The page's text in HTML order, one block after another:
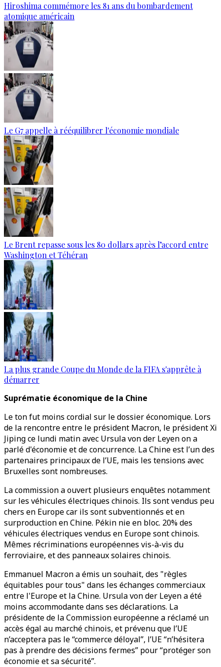
Hiroshima commémore les 81 ans du bombardement
atomique américain
Le G7 appelle à rééquilibrer l'économie mondiale
Le Brent repasse sous les 80 dollars après l’accord entre
Washington et Téhéran
La plus grande Coupe du Monde de la FIFA s'apprête à
démarrer
Suprématie économique de la Chine
Le ton fut moins cordial sur le dossier économique. Lors
de la rencontre entre le président Macron, le président Xi
Jiping ce lundi matin avec Ursula von der Leyen on a
parlé d'économie et de concurrence. La Chine est l’un des
partenaires principaux de l’UE, mais les tensions avec
Bruxelles sont nombreuses.
La commission a ouvert plusieurs enquêtes notamment
sur les véhicules électriques chinois. Ils sont vendus peu
chers en Europe car ils sont subventionnés et en
surproduction en Chine. Pékin nie en bloc. 20% des
véhicules électriques vendus en Europe sont chinois.
Mêmes récriminations européennes vis-à-vis du
ferroviaire, et des panneaux solaires chinois.
Emmanuel Macron a émis un souhait, des "règles
équitables pour tous" dans les échanges commerciaux
entre l'Europe et la Chine. Ursula von der Leyen a été
moins accommodante dans ses déclarations. La
présidente de la Commission européenne a réclamé un
accès égal au marché chinois, et prévenu que l’UE
n’acceptera pas le “commerce déloyal”, l’UE “n’hésitera
pas à prendre des décisions fermes” pour “protéger son
économie et sa sécurité”.